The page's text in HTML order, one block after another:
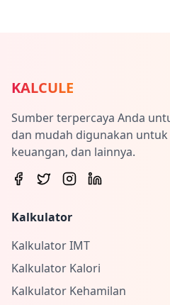
KALCULE
Sumber terpercaya Anda
dan mudah digunakan
keuangan, dan lainnya.
Kalkulator
Kalkulator IMT
Kalkulator Kalori
Kalkulator Kehamilan